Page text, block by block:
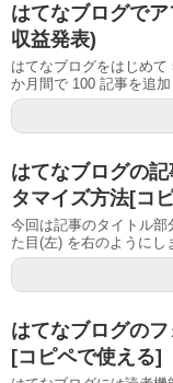
はてなブログで
収益発表)
はてなブログをはじめ
か月間で 100 記事を追
はてなブログの
タマイズ方法[コ
今回は記事のタイトル部
た目(左) を右のように
はてなブログの
[コピペで使える]